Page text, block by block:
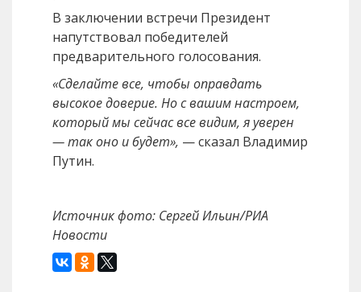
В заключении встречи Президент
напутствовал победителей
предварительного голосования.
«Сделайте все, чтобы оправдать
высокое доверие. Но с вашим настроем,
который мы сейчас все видим, я уверен
— так оно и будет», — сказал Владимир
Путин.
Источник фото: Сергей Ильин/РИА
Новости